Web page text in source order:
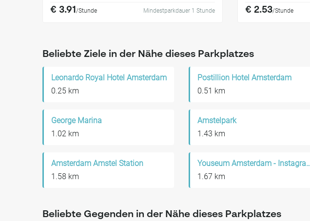
€ 3.91/Stunde Mindestparkdauer 1 Stunde € 2.53/Stunde
Beliebte Ziele in der Nähe dieses Parkplatzes
Leonardo Royal Hotel Amsterdam
0.25 km
Postillion Hotel Amsterdam
0.51 km
George Marina
1.02 km
Amstelpark
1.43 km
Amsterdam Amstel Station
1.58 km
Youseum
1.67 km
Beliebte Gegenden in der Nähe dieses Parkplatzes